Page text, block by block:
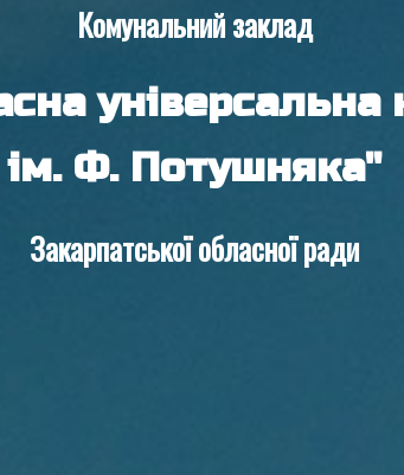
Комунальний заклад
універсальна
ім. Ф. Потушняка"
Закарпатської обласної ради